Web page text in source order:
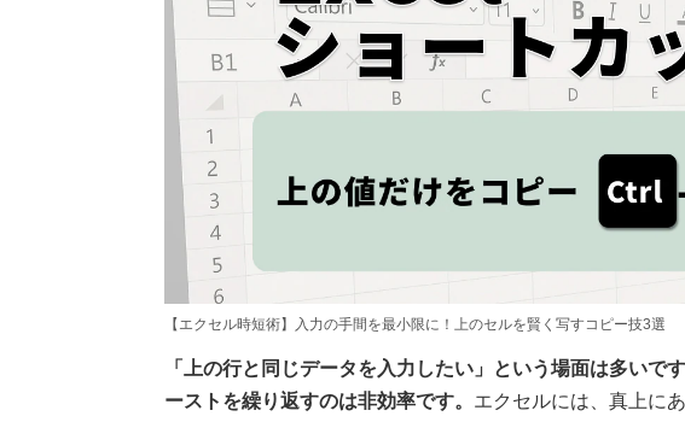
【エクセル時短術】入力の手間を最小限に！上のセルを賢く写すコピー技3選
「上の行と同じデータを入力したい」という場面は多いで
ーストを繰り返すのは非効率です。 エクセルには、真上に